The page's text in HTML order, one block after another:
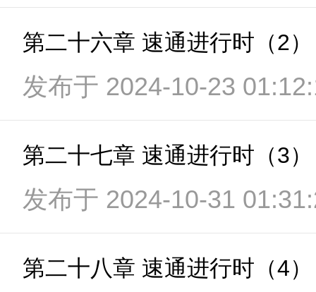
第二十六章 速通进行时（2）
发布于 2024-10-23
第二十七章 速通进行时（3）
发布于 2024-10-31
第二十八章 速通进行时（4）